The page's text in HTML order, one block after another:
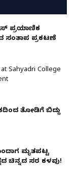
ಪ್ರಯಾಣಿಕ
ಸಂತಾಪ ಪ್ರಕಟಣೆ
Sahyadri College
ತೋಡಿಗೆ ಬಿದ್ದು
ಮೃತಪಟ್ಟ
ಚಿನ್ನದ ಸರ ಕಳವು!